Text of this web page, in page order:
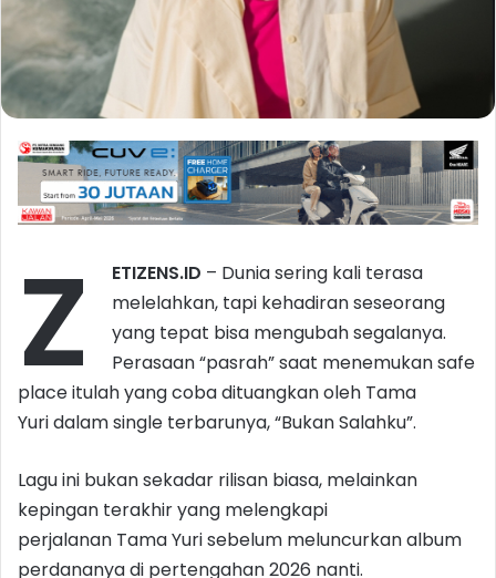
Z ETIZENS.ID – Dunia sering kali terasa
melelahkan, tapi kehadiran seseorang
yang tepat bisa mengubah segalanya.
Perasaan “pasrah” saat menemukan safe
place itulah yang coba dituangkan oleh Tama
Yuri dalam single terbarunya, “Bukan Salahku”.
Lagu ini bukan sekadar rilisan biasa, melainkan
kepingan terakhir yang melengkapi
perjalanan Tama Yuri sebelum meluncurkan album
perdananya di pertengahan 2026 nanti.